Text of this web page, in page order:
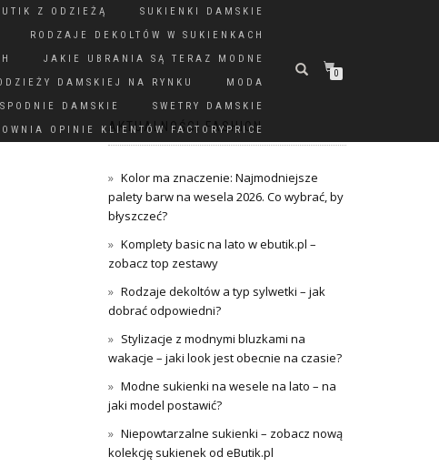
Z ODZIEŻĄ
SUKIENKI DAMSKIE
RODZAJE DEKOLTÓW W SUKIENKACH
JAKIE UBRANIA SĄ TERAZ MODNE
DAMSKIEJ NA RYNKU
MODA
SPODNIE DAMSKIE
SWETRY DAMSKIE
OPINIE KLIENTÓW FACTORYPRICE
0
AKTUALNOŚCI FASHION
Kolor ma znaczenie: Najmodniejsze
palety barw na wesela 2026. Co wybrać, by
błyszczeć?
Komplety basic na lato w ebutik.pl –
zobacz top zestawy
Rodzaje dekoltów a typ sylwetki – jak
dobrać odpowiedni?
Stylizacje z modnymi bluzkami na
wakacje – jaki look jest obecnie na czasie?
Modne sukienki na wesele na lato – na
jaki model postawić?
Niepowtarzalne sukienki – zobacz nową
kolekcję sukienek od eButik.pl